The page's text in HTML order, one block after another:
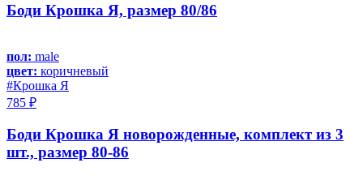
Боди Крошка Я, размер 80/86
пол: male
цвет: коричневый
#Крошка Я
785 ₽
Боди Крошка Я новорожденные, комплект из 3
шт., размер 80-86